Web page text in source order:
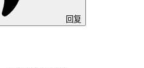
回复